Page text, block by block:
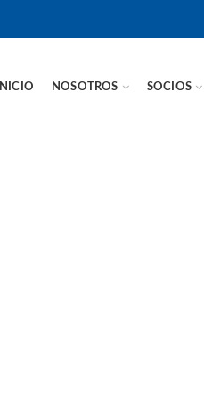
INICIO NOSOTROS SOCIOS